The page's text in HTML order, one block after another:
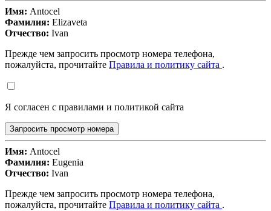
Имя: Antocel
Фамилия: Elizaveta
Отчество: Ivan
Прежде чем запросить просмотр номера телефона,
пожалуйста, прочитайте Правила и политику сайта .
Я согласен с правилами и политикой сайта
Запросить просмотр номера
Имя: Antocel
Фамилия: Eugenia
Отчество: Ivan
Прежде чем запросить просмотр номера телефона,
пожалуйста, прочитайте Правила и политику сайта .